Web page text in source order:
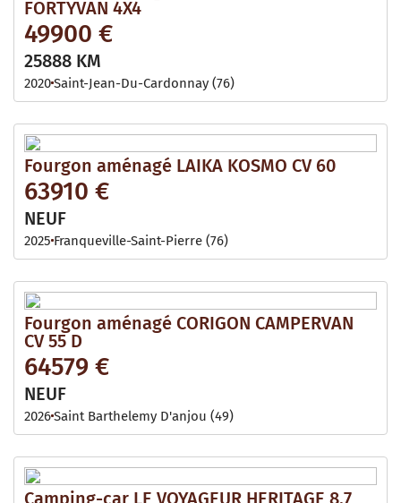
FORTYVAN 4X4
49900 €
25888 KM
2020Saint-Jean-Du-Cardonnay (76)
Fourgon aménagé LAIKA KOSMO CV 60
63910 €
NEUF
2025 Franqueville-Saint-Pierre (76)
Fourgon aménagé CORIGON CAMPERVAN
CV 55 D
64579 €
NEUF
2026Saint Barthelemy D'anjou (49)
Camping-car LE VOYAGEUR HERITAGE 8.7